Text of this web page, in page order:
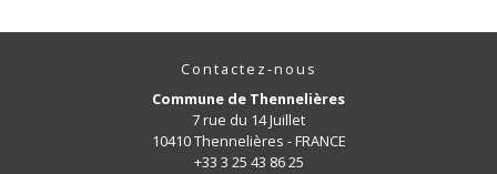
Contactez-nous
Commune de Thennelières
7 rue du 14 Juillet
10410 Thennelières - FRANCE
+33 3 25 43 86 25